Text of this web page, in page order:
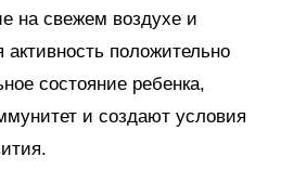
на свежем воздухе и
положительно
состояние ребенка,
и создают условия